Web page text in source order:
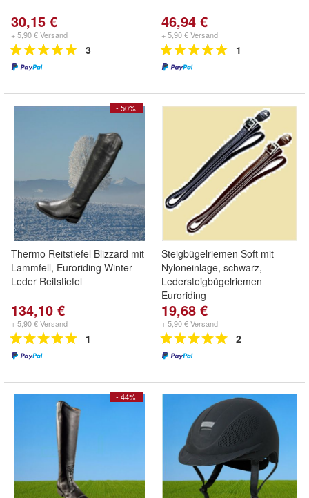
30,15 €
+ 5,90 € Versand
3
46,94 €
+ 5,90 € Versand
1
- 50%
Thermo Reitstiefel Blizzard mit
Lammfell, Euroriding Winter
Leder Reitstiefel
134,10 €
+ 5,90 € Versand
1
Steigbügelriemen Soft mit
Nyloneinlage, schwarz,
Ledersteigbügelriemen
Euroriding
19,68 €
+ 5,90 € Versand
2
- 44%